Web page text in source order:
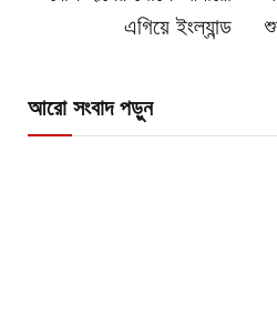
এগিয়ে ইংল্যান্ড
আরো সংবাদ পড়ুন